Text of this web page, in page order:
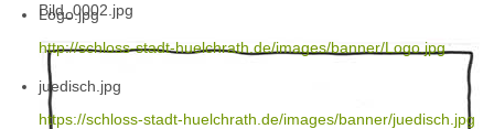
Bild_0002.jpg
Logo.jpg
http://schloss-stadt-huelchrath.de/images/banner/Logo.jpg
juedisch.jpg
https://schloss-stadt-huelchrath.de/images/banner/juedisch.jpg